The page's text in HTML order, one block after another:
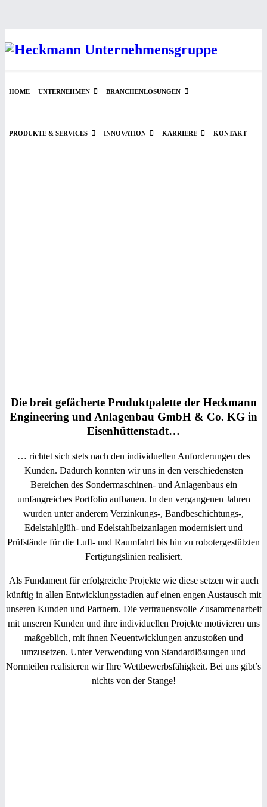
HOME UNTERNEHMEN BRANCHENLÖSUNGEN
PRODUKTE & SERVICES INNOVATION KARRIERE KONTAKT
Die breit gefächerte Produktpalette der Heckmann
Engineering und Anlagenbau GmbH & Co. KG in
Eisenhüttenstadt…
… richtet sich stets nach den individuellen Anforderungen des
Kunden. Dadurch konnten wir uns in den verschiedensten
Bereichen des Sondermaschinen- und Anlagenbaus ein
umfangreiches Portfolio aufbauen. In den vergangenen Jahren
wurden unter anderem Verzinkungs-, Bandbeschichtungs-,
Edelstahlglüh- und Edelstahlbeizanlagen modernisiert und
Prüfstände für die Luft- und Raumfahrt bis hin zu robotergestützten
Fertigungslinien realisiert.
Als Fundament für erfolgreiche Projekte wie diese setzen wir auch
künftig in allen Entwicklungsstadien auf einen engen Austausch mit
unseren Kunden und Partnern. Die vertrauensvolle Zusammenarbeit
mit unseren Kunden und ihre individuellen Projekte motivieren uns
maßgeblich, mit ihnen Neuentwicklungen anzustoßen und
umzusetzen. Unter Verwendung von Standardlösungen und
Normteilen realisieren wir Ihre Wettbewerbsfähigkeit. Bei uns gibt’s
nichts von der Stange!